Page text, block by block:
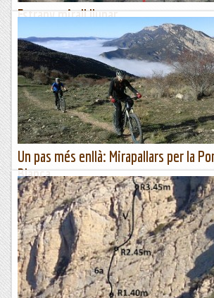
Estrany mirall llunar
DISSABTE, 30 DE SETEMBREAquest dissabte que no tinc
company definit, començo la ronda de trucades per
fer alguna escalada acceptable aquest cap de
diumenge...
Els Visas
Un pas més enllà: Mirapallars per la
Blanca
Comencem a acumular un gruix d'informació força
significatiu al bloc. Fruit d'això fem una cosa que
evitar al màxim: repetir una piulada que ja teníem
ens...
Passamuntanyes